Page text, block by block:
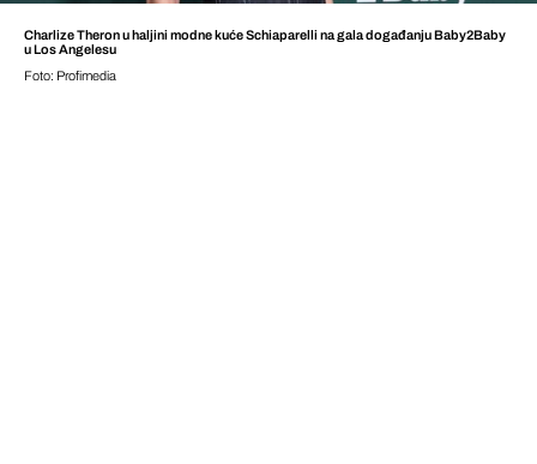
Charlize Theron u haljini modne kuće Schiaparelli na gala događanju Baby2Baby
u Los Angelesu
Foto: Profimedia